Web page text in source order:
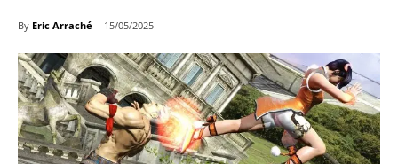
By Eric Arraché 15/05/2025